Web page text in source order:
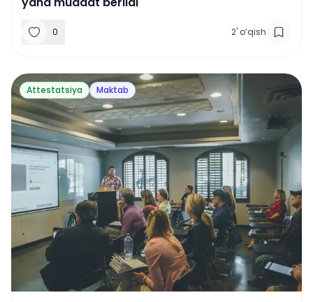
0 2' o‘qish
Attestatsiya Maktab